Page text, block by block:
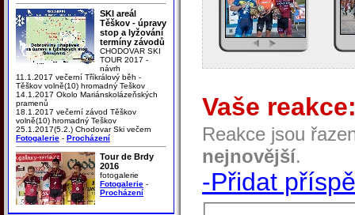
SKI areál
Těškov - úpravy
stop a lyžování
termíny závodů
CHODOVAR SKI
TOUR 2017 -
návrh
11.1.2017 večerní Tříkrálový běh -
Těškov volně(10) hromadný Teškov
14.1.2017 Okolo Mariánskolázeňských
pramenů
18.1.2017 večerní závod Těškov
volně(10) hromadný Teškov
25.1.2017(5.2.) Chodovar Ski večern
Fotogalerie - Procházení
Tour de Brdy
2016
fotogalerie
Fotogalerie -
Procházení
Vaše
Reakce jsou
nejnovější.
-Přidat